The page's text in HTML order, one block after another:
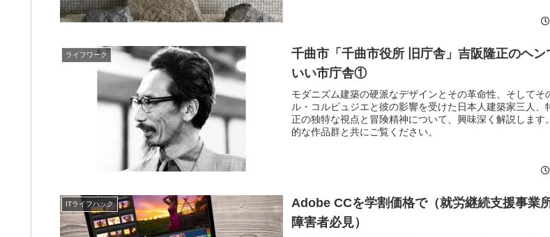
ライフワーク
千曲市「千曲市役所 旧庁舎」吉阪隆正のヘン
いい市庁舎①
モダニズム建築の硬派なデザインとその革命性、そしてそ
ル・コルビュジエと彼の影響を受けた日本人建築家三人、
正の独特な視点と冒険精神について、興味深く解説します
的な作品群と共にご覧ください。
ITライフハック
Adobe CCを学割価格で（就労継続支援事業
障害者必見）